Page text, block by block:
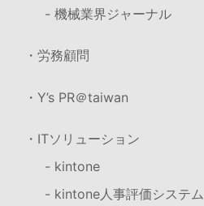
- 機械業界ジャーナル
・労務顧問
・Y’s PR＠taiwan
・ITソリューション
- kintone
- kintone人事評価システム